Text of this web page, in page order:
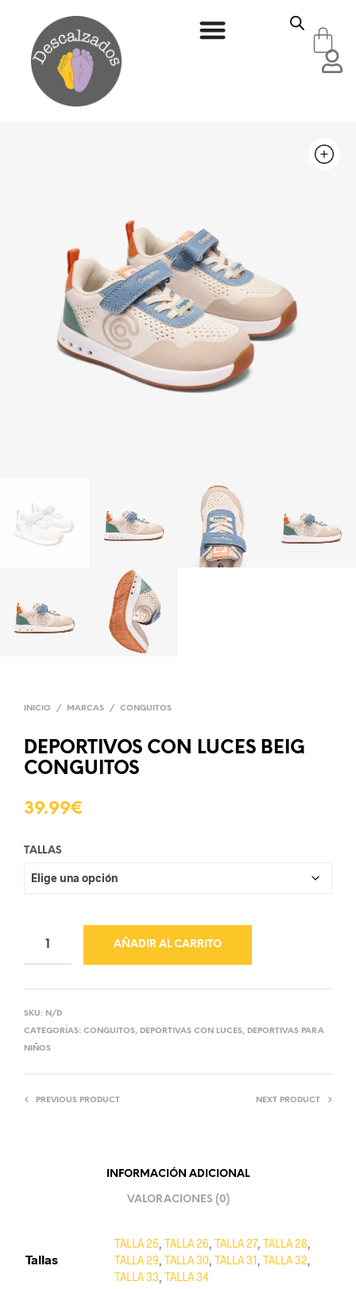
INICIO / MARCAS / CONGUITOS
DEPORTIVOS CON LUCES BEIG
CONGUITOS
39.99€
TALLAS
AÑADIR AL CARRITO
SKU: N/D
CATEGORÍAS: CONGUITOS, DEPORTIVAS CON LUCES, DEPORTIVAS PARA
NIÑOS
PREVIOUS PRODUCT NEXT PRODUCT
INFORMACIÓN ADICIONAL
VALORACIONES (0)
Tallas
TALLA 25 TALLA 26 TALLA 27 TALLA 28
TALLA 29 TALLA 30 TALLA 31 TALLA 32
TALLA 33 TALLA 34